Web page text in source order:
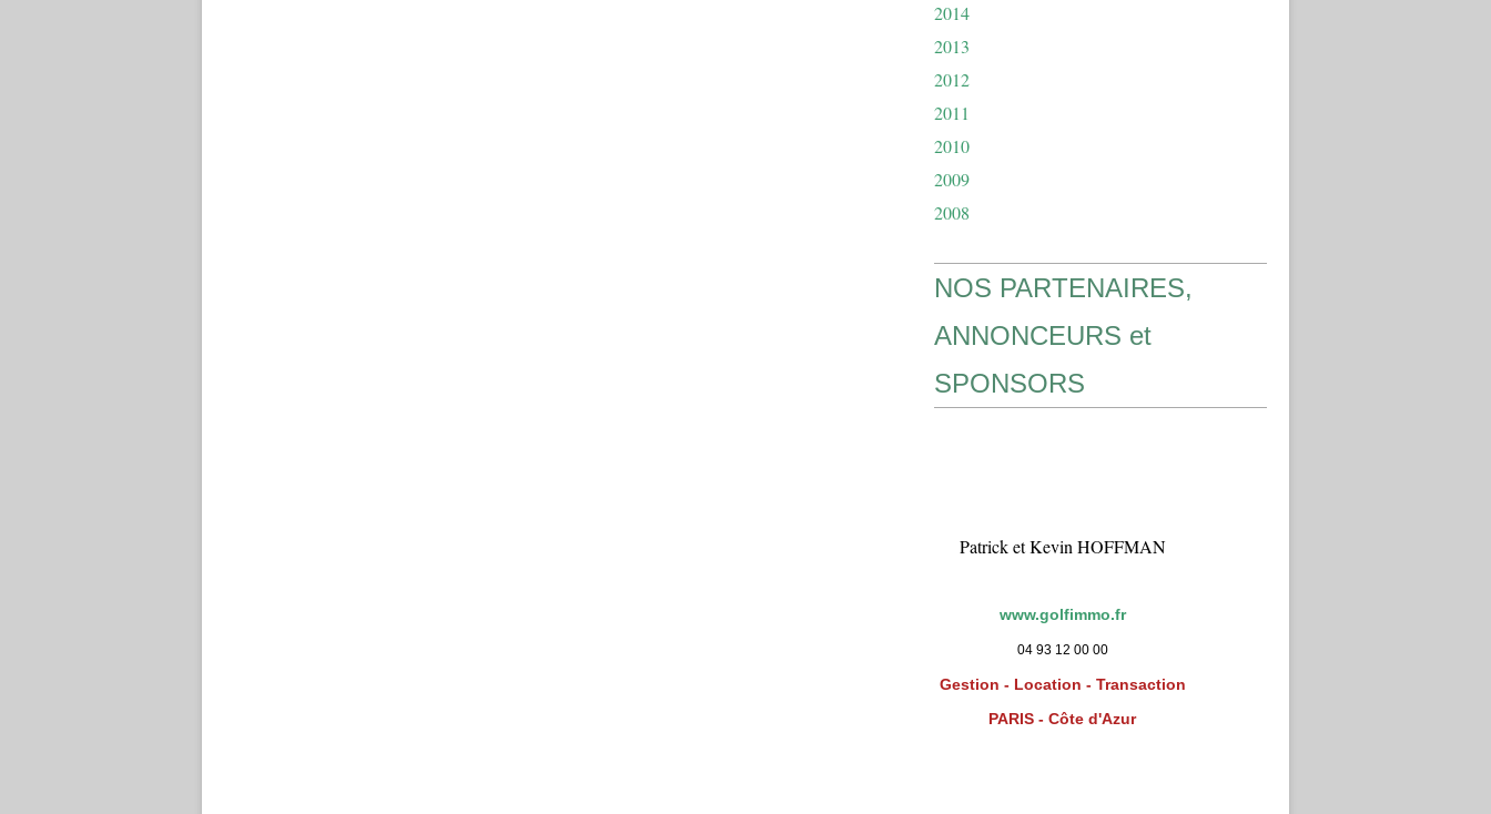
2014
2013
2012
2011
2010
2009
2008
NOS PARTENAIRES,
ANNONCEURS et
SPONSORS
Patrick et Kevin HOFFMAN
www.golfimmo.fr
04 93 12 00 00
Gestion - Location - Transaction
PARIS - Côte d'Azur